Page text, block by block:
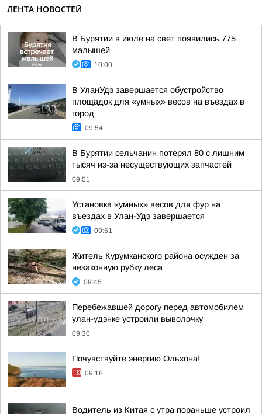
ЛЕНТА НОВОСТЕЙ
В Бурятии в июле на свет появились 775
малышей
10:00
В УланУдэ завершается обустройство
площадок для «умных» весов на въездах в
город
09:54
В Бурятии сельчанин потерял 80 с лишним
тысяч из-за несуществующих запчастей
09:51
Установка «умных» весов для фур на
въездах в Улан-Удэ завершается
09:51
Житель Курумканского района осужден за
незаконную рубку леса
09:45
Перебежавшей дорогу перед автомобилем
улан-удэнке устроили выволочку
09:30
Почувствуйте энергию Ольхона!
09:18
Водитель из Китая с утра пораньше устроил